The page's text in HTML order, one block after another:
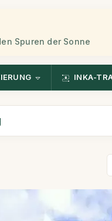
Spuren der Sonne
INKA-